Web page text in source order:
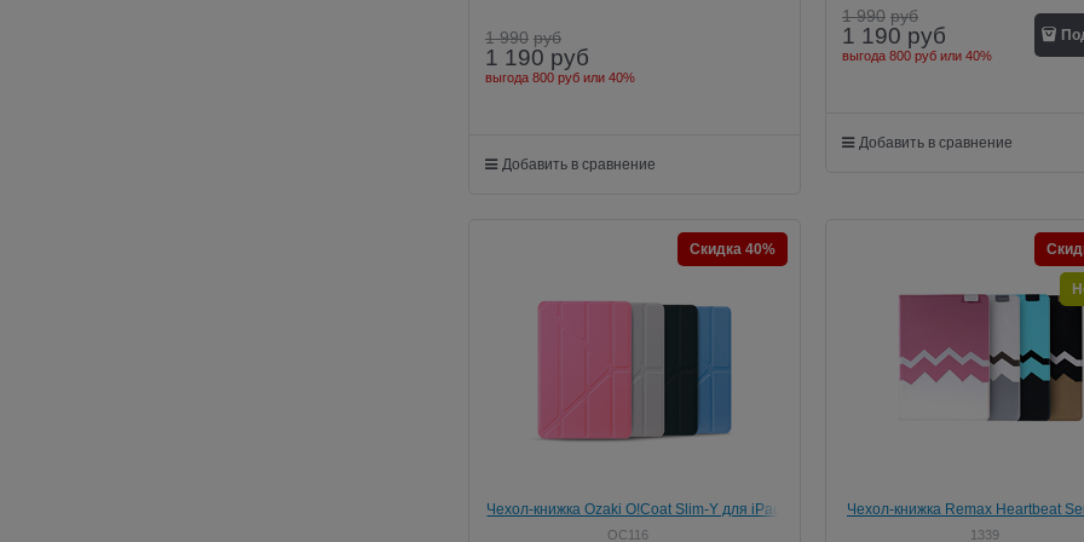
1 990 руб
1 190 руб
выгода 800 руб или 40%
Добавить в сравнение
1 990 руб
1 190 руб
выгода 800 рубили 40%
Добавить в сравнение
Чехол-книжка Ozaki O!Coat Slim-Y для iPad
Mini Retina
OC116
Скидка 40%
Чехол-книжка Remax Heartbeat
Apple iPad Mini 2/3
1339